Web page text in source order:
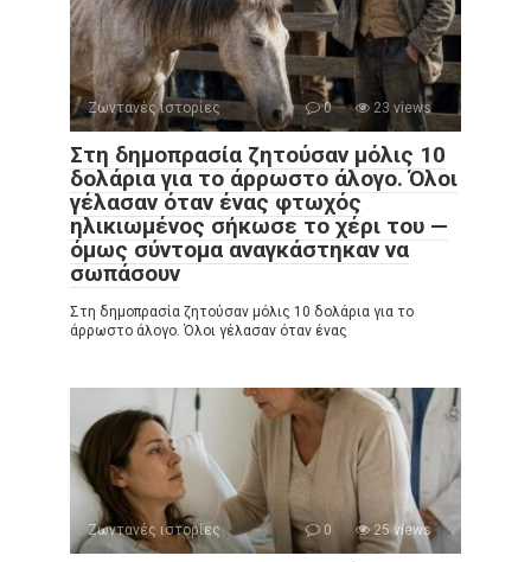
Ζωντανές ιστορίες 0 23 views
Στη δημοπρασία ζητούσαν μόλις 10
δολάρια για το άρρωστο άλογο. Όλοι
γέλασαν όταν ένας φτωχός
ηλικιωμένος σήκωσε το χέρι του —
όμως σύντομα αναγκάστηκαν να
σωπάσουν
Στη δημοπρασία ζητούσαν μόλις 10 δολάρια για το
άρρωστο άλογο. Όλοι γέλασαν όταν ένας
Ζωντανές ιστορίες 0 25 views